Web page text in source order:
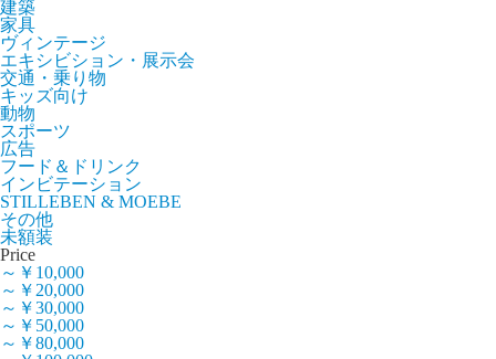
建築
家具
ヴィンテージ
エキシビション・展示会
交通・乗り物
キッズ向け
動物
スポーツ
広告
フード＆ドリンク
インビテーション
STILLEBEN & MOEBE
その他
未額装
Price
～￥10,000
～￥20,000
～￥30,000
～￥50,000
～￥80,000